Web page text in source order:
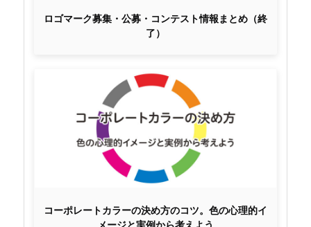
ロゴマーク募集・公募・コンテスト情報まとめ（終
了）
コーポレートカラーの決め方のコツ。色の心理的イ